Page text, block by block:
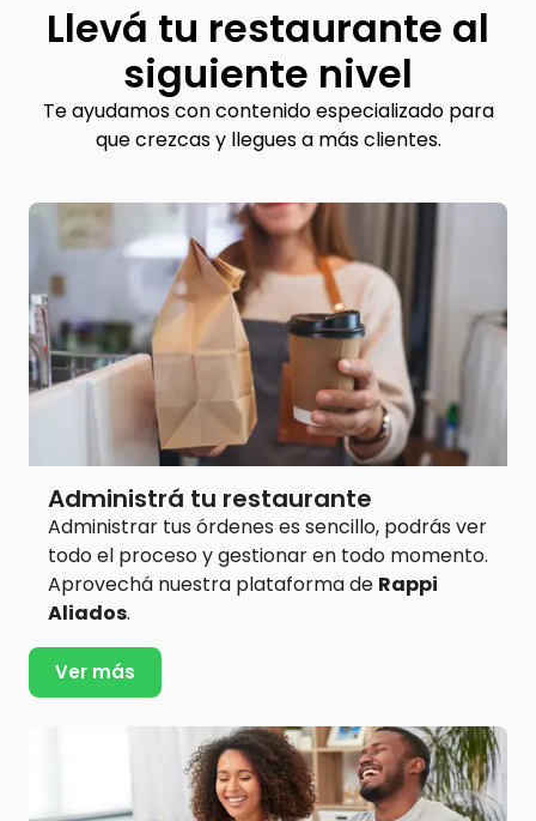
Llevá tu restaurante al
siguiente nivel
Te ayudamos con contenido especializado para
que crezcas y llegues a más clientes.
Administrá tu restaurante
Administrar tus órdenes es sencillo, podrás ver
todo el proceso y gestionar en todo momento.
Aprovechá nuestra plataforma de Rappi
Aliados.
Ver más